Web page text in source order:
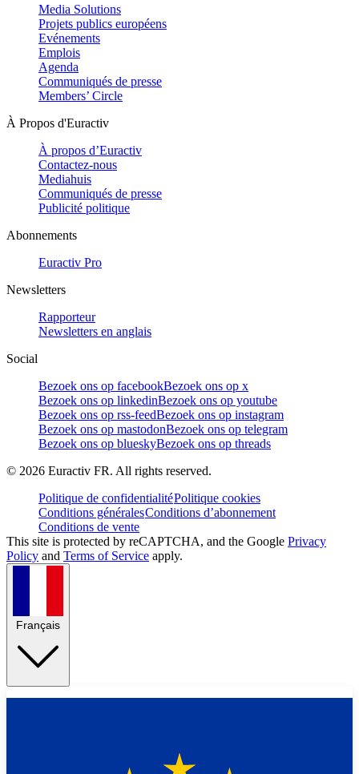
Media Solutions
Projets publics européens
Evénements
Emplois
Agenda
Communiqués de presse
Members’ Circle
À Propos d'Euractiv
À propos d’Euractiv
Contactez-nous
Mediahuis
Communiqués de presse
Publicité politique
Abonnements
Euractiv Pro
Newsletters
Rapporteur
Newsletters en anglais
Social
Bezoek ons op facebookBezoek ons op x
Bezoek ons op linkedinBezoek ons op youtube
Bezoek ons op rss-feedBezoek ons op instagram
Bezoek ons op mastodonBezoek ons op telegram
Bezoek ons op blueskyBezoek ons op threads
© 2026 Euractiv FR. All rights reserved.
Politique de confidentialitéPolitique cookies
Conditions généralesConditions d’abonnement
Conditions de vente
This site is protected by reCAPTCHA, and the Google Privacy
Policy and Terms of Service apply.
Français